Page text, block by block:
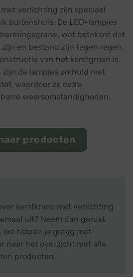
verlichting zijn speciaal
buitenshuis. De LED-lampjes
wat betekent dat
en bestand zijn tegen regen,
van het kerstgroen is
de lampjes omhuld met
waardoor ze extra
weersomstandigheden.
producten
kerstkrans met verlichting
uit? Neem dan gerust
we helpen je graag met
naar het overzicht met alle
producten.